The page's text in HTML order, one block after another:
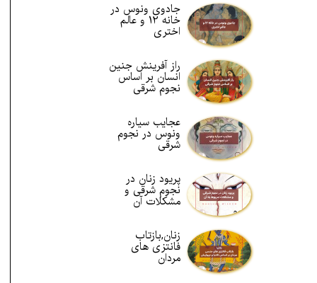
جادوی ونوس در
خانه 12 و عالم
اختری
راز آفرینش جنین
انسان بر اساس
نجوم شرقی
عجایب سیاره
ونوس در نجوم
شرقی
پریود زنان در
نجوم شرقی و
مشکلات آن
زنان,بازتاب
فانتزی های
مردان